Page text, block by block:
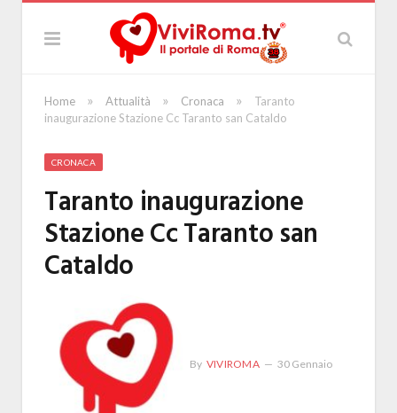
Home » Attualità » Cronaca »
Taranto
inaugurazione Stazione Cc Taranto san Cataldo
CRONACA
Taranto inaugurazione
Stazione Cc Taranto san
Cataldo
By VIVIROMA 30 Gennaio